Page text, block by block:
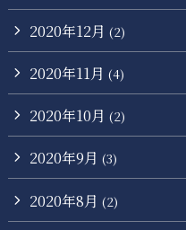
2020年12月 (2)
2020年11月 (4)
2020年10月 (2)
2020年9月 (3)
2020年8月 (2)